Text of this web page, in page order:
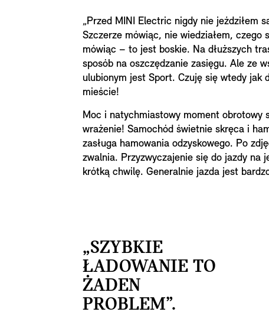
„Przed MINI Electric nigdy nie jeździłem
Szczerze mówiąc, nie wiedziałem, czego
mówiąc – to jest boskie. Na dłuższych
sposób na oszczędzanie zasięgu. Ale ze
ulubionym jest Sport. Czuję się wtedy jak
mieście!
Moc i natychmiastowy moment obrotowy
wrażenie! Samochód świetnie skręca i
zasługa hamowania odzyskowego. Po
zwalnia. Przyzwyczajenie się do jazdy na
krótką chwilę. Generalnie jazda jest
„SZYBKIE
ŁADOWANIE TO
ŻADEN
PROBLEM”.